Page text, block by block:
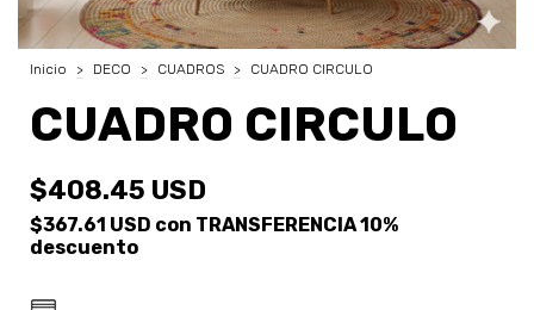
Inicio > DECO > CUADROS > CUADRO CIRCULO
CUADRO CIRCULO
$408.45 USD
$367.61 USD con TRANSFERENCIA 10%
descuento